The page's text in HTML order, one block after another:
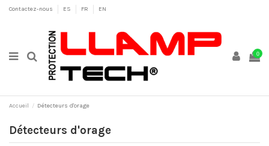
Contactez-nous ES FR EN
0
Accueil Détecteurs d'orage
Détecteurs d'orage